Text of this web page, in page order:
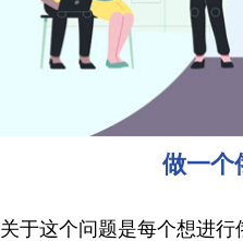
做一个
关于这个问题是每个想进